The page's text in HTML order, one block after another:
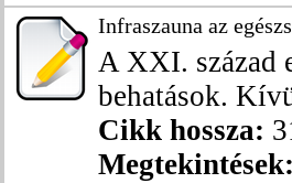
Infraszauna az
A XXI. század
behatások.
Cikk hossza:
Megtekintések: